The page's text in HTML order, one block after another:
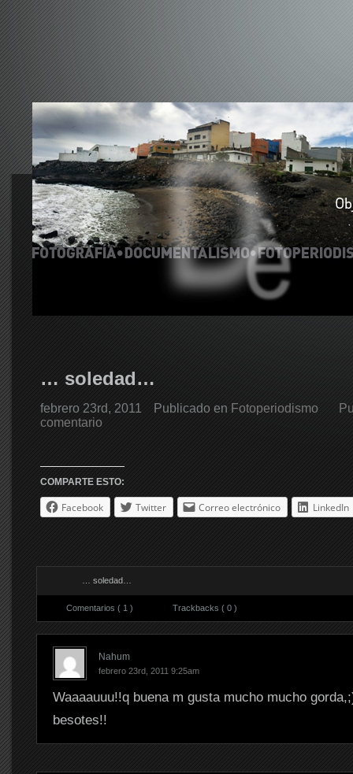
… soledad…
febrero 23rd, 2011 Publicado en Fotoperiodismo
comentario
COMPARTE ESTO:
Facebook Twitter Correo electrónico LinkedIn
… soledad…
Comentarios ( 1 ) Trackbacks ( 0 )
Nahum
febrero 23rd, 2011 9:25am
Waaaauuu!!q buena m gusta mucho mucho
besotes!!